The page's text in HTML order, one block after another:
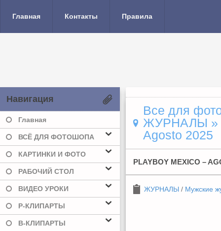
Главная Контакты Правила
Навигация
Главная
ВСЁ ДЛЯ ФОТОШОПА
КАРТИНКИ И ФОТО
РАБОЧИЙ СТОЛ
ВИДЕО УРОКИ
Р-КЛИПАРТЫ
В-КЛИПАРТЫ
Все для
ЖУРНАЛЫ »
Agosto 2025
PLAYBOY MEXICO –
ЖУРНАЛЫ / Мужские